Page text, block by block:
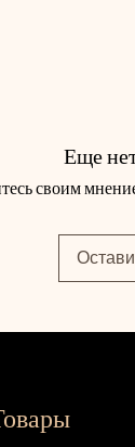
Еще
своим